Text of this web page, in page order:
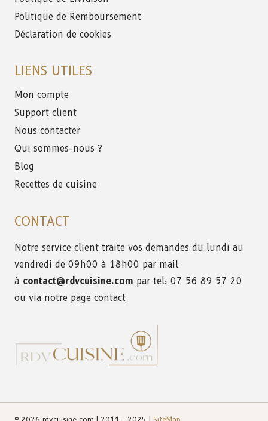
Politique de Remboursement
Déclaration de cookies
LIENS UTILES
Mon compte
Support client
Nous contacter
Qui sommes-nous ?
Blog
Recettes de cuisine
CONTACT
Notre service client traite vos demandes du lundi au
vendredi de 09h00 à 18h00 par mail
à contact@rdvcuisine.com par tel: 07 56 89 57 20
ou via notre page contact